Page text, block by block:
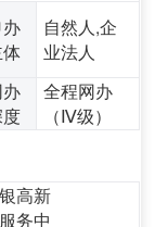
自然人,企
业法人
全程网办
（Ⅳ级）
高新
务中